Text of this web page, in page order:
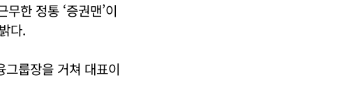
한 정통 ‘증권맨’이
다.
룹장을 거쳐 대표이